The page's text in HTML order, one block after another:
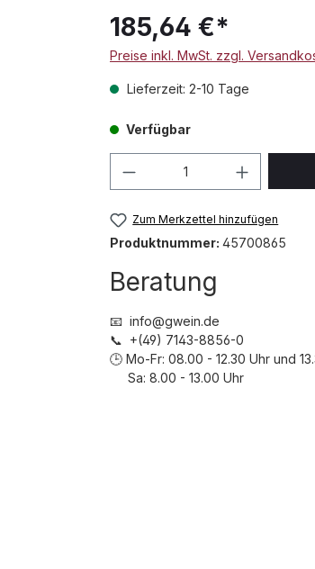
185,64 €*
Preise inkl. MwSt. zzgl.
Lieferzeit: 2-10 Tage
Verfügbar
Produkt Anzahl:
Zum Merkzettel hinzufügen
Produktnummer: 45700865
Beratung
📧 info@gwein.de
📞 +(49) 7143-8856-0
🕒 Mo-Fr: 08.00 - 12.30 Uhr und
Sa: 8.00 - 13.00 Uhr